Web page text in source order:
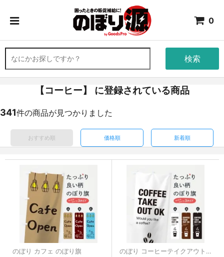
0
検索
【コーヒー】 に登録されている商品
341件の商品が見つかりました
おすすめ順 価格順 新着順
のぼり カフェ のぼり旗 のぼり コーヒーテイクアウト のぼり旗